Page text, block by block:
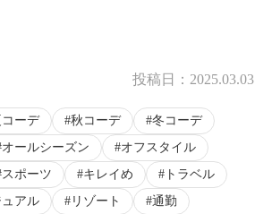
投稿日： 2025.03.03
コーデ 秋コーデ
冬コーデ
オールシーズン
オフスタイル
スポーツ キレイめ
トラベル
アル リゾート
通勤